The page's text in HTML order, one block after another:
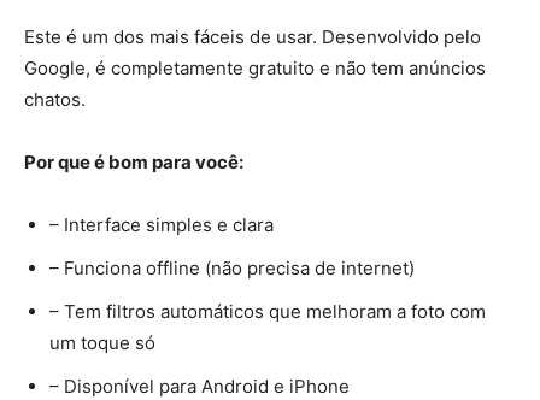
Este é um dos mais fáceis de usar. Desenvolvido pelo
Google, é completamente gratuito e não tem anúncios
chatos.
Por que é bom para você:
– Interface simples e clara
– Funciona offline (não precisa de internet)
– Tem filtros automáticos que melhoram a foto com
um toque só
– Disponível para Android e iPhone